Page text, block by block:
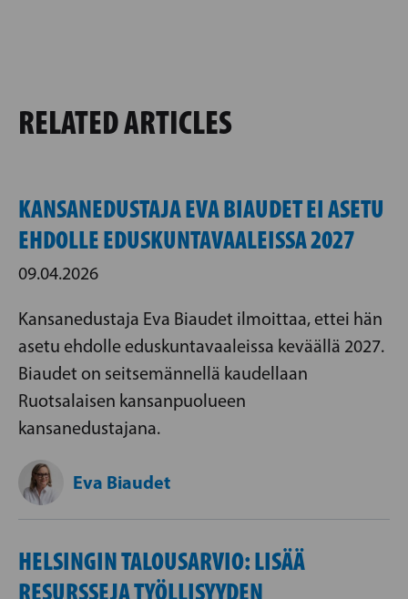
RELATED ARTICLES
KANSANEDUSTAJA EVA BIAUDET EI ASETU
EHDOLLE EDUSKUNTAVAALEISSA 2027
09.04.2026
Kansanedustaja Eva Biaudet ilmoittaa, ettei hän
asetu ehdolle eduskuntavaaleissa keväällä 2027.
Biaudet on seitsemännellä kaudellaan
Ruotsalaisen kansanpuolueen
kansanedustajana.
Eva Biaudet
HELSINGIN TALOUSARVIO: LISÄÄ
RESURSSEJA TYÖLLISYYDEN